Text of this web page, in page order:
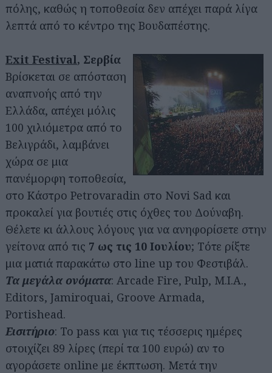
πόλης, καθώς η τοποθεσία δεν απέχει παρά λίγα
λεπτά από το κέντρο της Βουδαπέστης.
Exit Festival, Σερβία
Βρίσκεται σε απόσταση
αναπνοής από την
Ελλάδα, απέχει μόλις
100 χιλιόμετρα από το
Βελιγράδι, λαμβάνει
χώρα σε μια
πανέμορφη τοποθεσία,
στο Κάστρο Petrovaradin στο Novi Sad και
προκαλεί για βουτιές στις όχθες του Δούναβη.
Θέλετε κι άλλους λόγους για να ανηφορίσετε στην
γείτονα από τις 7 ως τις 10 Ιουλίου; Τότε ρίξτε
μια ματιά παρακάτω στο line up του Φεστιβάλ.
Τα μεγάλα ονόματα: Arcade Fire, Pulp, M.I.A.,
Editors, Jamiroquai, Groove Armada,
Portishead.
Εισιτήριο: Το pass και για τις τέσσερις ημέρες
στοιχίζει 89 λίρες (περί τα 100 ευρώ) αν το
αγοράσετε online με έκπτωση. Μετά την